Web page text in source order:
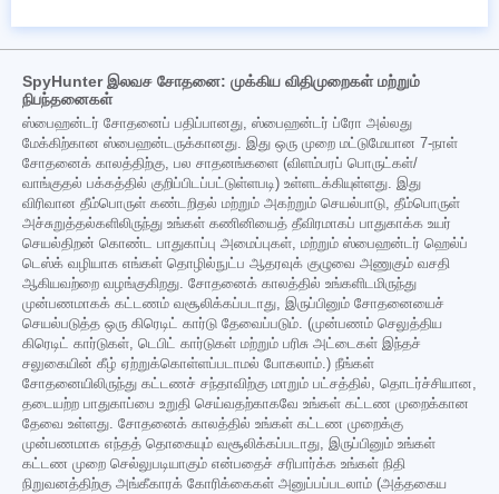
SpyHunter இலவச சோதனை: முக்கிய விதிமுறைகள் மற்றும்
நிபந்தனைகள்
ஸ்பைஹன்டர் சோதனைப் பதிப்பானது, ஸ்பைஹன்டர் ப்ரோ அல்லது
மேக்கிற்கான ஸ்பைஹன்டருக்கானது. இது ஒரு முறை மட்டுமேயான 7-நாள்
சோதனைக் காலத்திற்கு, பல சாதனங்களை (விளம்பரப் பொருட்கள்/
வாங்குதல் பக்கத்தில் குறிப்பிடப்பட்டுள்ளபடி) உள்ளடக்கியுள்ளது. இது
விரிவான தீம்பொருள் கண்டறிதல் மற்றும் அகற்றும் செயல்பாடு, தீம்பொருள்
அச்சுறுத்தல்களிலிருந்து உங்கள் கணினியைத் தீவிரமாகப் பாதுகாக்க உயர்
செயல்திறன் கொண்ட பாதுகாப்பு அமைப்புகள், மற்றும் ஸ்பைஹன்டர் ஹெல்ப்
டெஸ்க் வழியாக எங்கள் தொழில்நுட்ப ஆதரவுக் குழுவை அணுகும் வசதி
ஆகியவற்றை வழங்குகிறது. சோதனைக் காலத்தில் உங்களிடமிருந்து
முன்பணமாகக் கட்டணம் வசூலிக்கப்படாது, இருப்பினும் சோதனையைச்
செயல்படுத்த ஒரு கிரெடிட் கார்டு தேவைப்படும். (முன்பணம் செலுத்திய
கிரெடிட் கார்டுகள், டெபிட் கார்டுகள் மற்றும் பரிசு அட்டைகள் இந்தச்
சலுகையின் கீழ் ஏற்றுக்கொள்ளப்படாமல் போகலாம்.) நீங்கள்
சோதனையிலிருந்து கட்டணச் சந்தாவிற்கு மாறும் பட்சத்தில், தொடர்ச்சியான,
தடையற்ற பாதுகாப்பை உறுதி செய்வதற்காகவே உங்கள் கட்டண முறைக்கான
தேவை உள்ளது. சோதனைக் காலத்தில் உங்கள் கட்டண முறைக்கு
முன்பணமாக எந்தத் தொகையும் வசூலிக்கப்படாது, இருப்பினும் உங்கள்
கட்டண முறை செல்லுபடியாகும் என்பதைச் சரிபார்க்க உங்கள் நிதி
நிறுவனத்திற்கு அங்கீகாரக் கோரிக்கைகள் அனுப்பப்படலாம் (அத்தகைய